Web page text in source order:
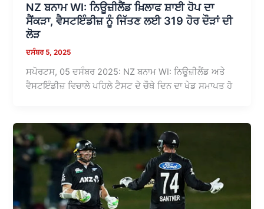
NZ ਬਨਾਮ WI: ਨਿਊਜ਼ੀਲੈਂਡ ਖ਼ਿਲਾਫ ਸ਼ਾਈ ਹੋਪ ਦਾ
ਸੈਂਕੜਾ, ਵੈਸਟਇੰਡੀਜ਼ ਨੂੰ ਜਿੱਤਣ ਲਈ 319 ਹੋਰ ਦੌੜਾਂ ਦੀ
ਲੋੜ
ਦਸੰਬਰ 5, 2025
ਸਪੋਰਟਸ, 05 ਦਸੰਬਰ 2025: NZ ਬਨਾਮ WI: ਨਿਊਜ਼ੀਲੈਂਡ ਅਤੇ
ਵੈਸਟਇੰਡੀਜ਼ ਵਿਚਾਲੇ ਪਹਿਲੇ ਟੈਸਟ ਦੇ ਚੌਥੇ ਦਿਨ ਦਾ ਖੇਡ ਸਮਾਪਤ ਹੋ